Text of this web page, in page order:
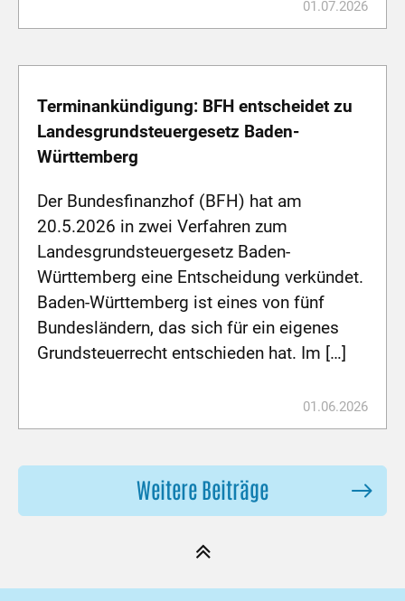
01.07.2026
Terminankündigung: BFH entscheidet zu
Landesgrundsteuergesetz Baden-
Württemberg
Der Bundesfinanzhof (BFH) hat am
20.5.2026 in zwei Verfahren zum
Landesgrundsteuergesetz Baden-
Württemberg eine Entscheidung verkündet.
Baden-Württemberg ist eines von fünf
Bundesländern, das sich für ein eigenes
Grundsteuerrecht entschieden hat. Im […]
01.06.2026
Weitere Beiträge